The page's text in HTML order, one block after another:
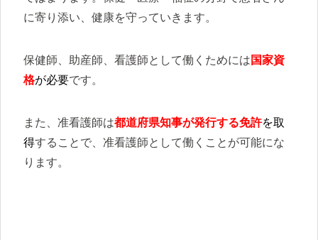
に寄り添い、健康を守っていきます。
保健師、助産師、看護師として働くためには 国家資
格が必要です。
また、准看護師は都道府県知事が発行する免許を取
得することで、准看護師として働くことが可能にな
ります。